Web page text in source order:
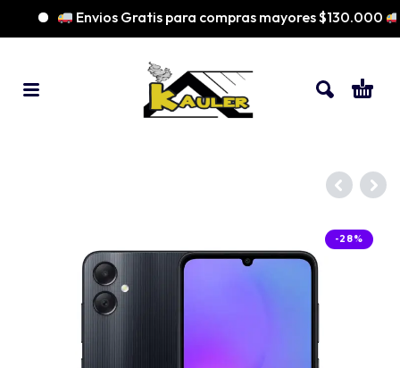
Envios Gratis para compras mayores $130.000
-28%